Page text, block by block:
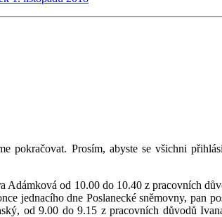
pokračovat. Prosím, abyste se všichni
od 10.00 do 10.40 z pracovních
jednacího dne Poslanecké sněmovny, pan
od 9.00 do 9.15 z pracovních důvodů